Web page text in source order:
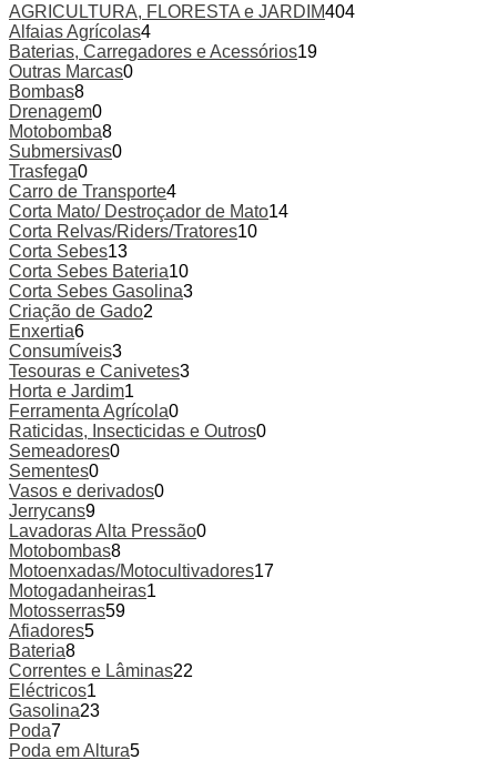
AGRICULTURA, FLORESTA e JARDIM404
Alfaias Agrícolas4
Baterias, Carregadores e Acessórios19
Outras Marcas0
Bombas8
Drenagem0
Motobomba8
Submersivas0
Trasfega0
Carro de Transporte4
Corta Mato/ Destroçador de Mato14
Corta Relvas/Riders/Tratores10
Corta Sebes13
Corta Sebes Bateria10
Corta Sebes Gasolina3
Criação de Gado2
Enxertia6
Consumíveis3
Tesouras e Canivetes3
Horta e Jardim1
Ferramenta Agrícola0
Raticidas, Insecticidas e Outros0
Semeadores0
Sementes0
Vasos e derivados0
Jerrycans9
Lavadoras Alta Pressão0
Motobombas8
Motoenxadas/Motocultivadores17
Motogadanheiras1
Motosserras59
Afiadores5
Bateria8
Correntes e Lâminas22
Eléctricos1
Gasolina23
Poda7
Poda em Altura5